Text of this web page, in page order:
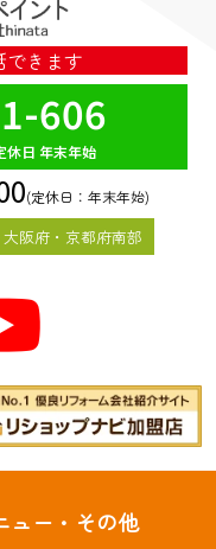
できます
606
日 年末年始
(定休日：年末年始)
阪府・京都府南部
ュー・その他